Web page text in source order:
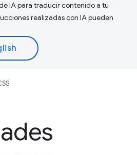
IA para traducir contenido a tu
realizadas con IA pueden